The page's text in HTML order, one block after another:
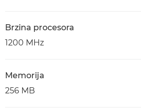
Brzina procesora
1200 MHz
Memorija
256 MB